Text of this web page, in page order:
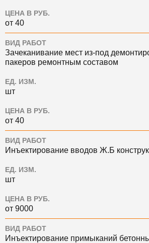
ЦЕНА В РУБ.
от 40
ВИД РАБОТ
Зачеканивание мест из-под
пакеров ремонтным составом
ЕД. ИЗМ.
шт
ЦЕНА В РУБ.
от 40
ВИД РАБОТ
Инъектирование вводов Ж.Б
ЕД. ИЗМ.
шт
ЦЕНА В РУБ.
от 9000
ВИД РАБОТ
Инъектирование примыканий